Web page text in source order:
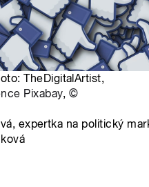
TheDigitalArtist,
Pixabay, ©
expertka na politický